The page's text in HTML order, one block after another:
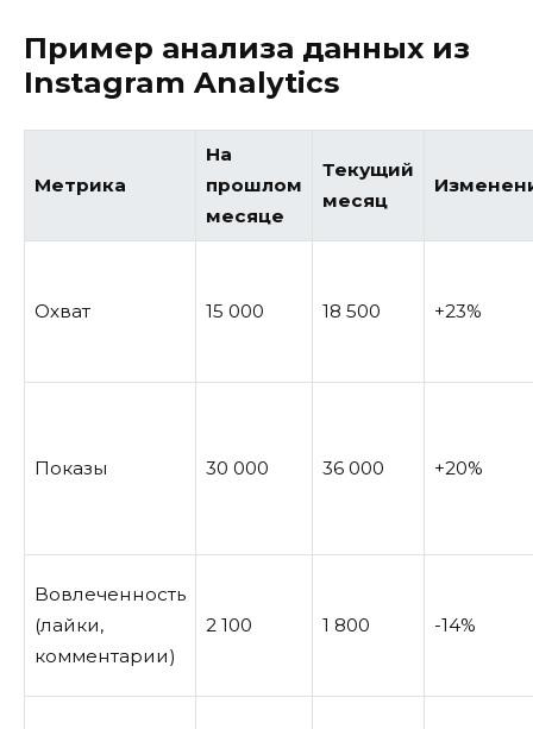
Пример анализа данных из
Instagram Analytics
Метрика
На
прошлом
месяце
Текущий
месяц
Охват 15 000 18 500 +23%
Показы 30 000 36 000 +20%
Вовлеченность
(лайки,
комментарии)
2 100 1 800 -14%